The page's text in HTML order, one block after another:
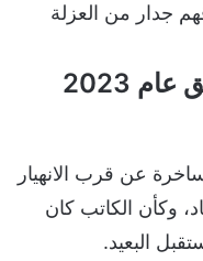
جدار من العزلة
لماذا اختار أحمد خالد توفيق عام 2023
عن قرب الانهيار
وكأن الكاتب كان
البعيد.